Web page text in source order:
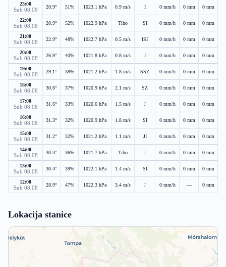
23:00
Sub 08.08 20.9° 51% 1023.1 hPa 0.9 m/s I 0 mm/h 0 mm 0 mm
22:00
Sub 08.08 20.9° 52% 1022.9 hPa Tiho SI 0 mm/h 0 mm 0 mm
21:00
Sub 08.08 22.9° 48% 1022.7 hPa 0.5 m/s ISI 0 mm/h 0 mm 0 mm
20:00
Sub 08.08 26.9° 40% 1021.8 hPa 0.8 m/s I 0 mm/h 0 mm 0 mm
19:00
Sub 08.08 29.1° 38% 1021.2 hPa 1.8 m/s SSZ 0 mm/h 0 mm 0 mm
18:00
Sub 08.08 30.6° 37% 1020.9 hPa 2.1 m/s SZ 0 mm/h 0 mm 0 mm
17:00
Sub 08.08 31.6° 33% 1020.6 hPa 1.5 m/s J 0 mm/h 0 mm 0 mm
16:00
Sub 08.08 31.3° 32% 1020.9 hPa 1.8 m/s SI 0 mm/h 0 mm 0 mm
15:00
Sub 08.08 31.2° 32% 1021.2 hPa 1.1 m/s JI 0 mm/h 0 mm 0 mm
14:00
Sub 08.08 30.3° 36% 1021.7 hPa Tiho J 0 mm/h 0 mm 0 mm
13:00
Sub 08.08 30.4° 39% 1022.1 hPa 1.4 m/s SI 0 mm/h 0 mm 0 mm
12:00
Sub 08.08 28.9° 47% 1022.3 hPa 3.4 m/s J 0 mm/h — 0 mm
Lokacija stanice